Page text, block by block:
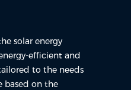
solar energy
efficient and
to the needs
based on the